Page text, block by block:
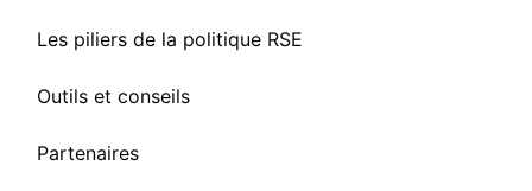
Les piliers de la politique RSE
Outils et conseils
Partenaires